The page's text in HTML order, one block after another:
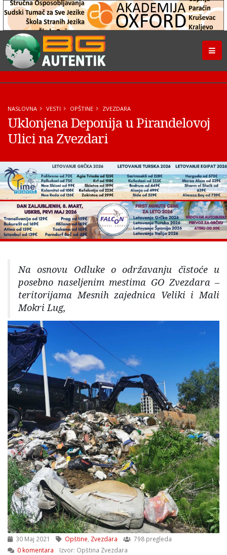
NASLOVNA VESTI OPŠTINE ZVEZDARA
Uklonjena Deponija u Pirandelovoj
Ulici na Zvezdari
Na osnovu Odluke o održavanju čistoće u
posebno naseljenim mestima GO Zvezdara –
teritorijama Mesnih zajednica Veliki i Mali
Mokri Lug,
30 Maj 2021 Opštine, Zvezdara
798 pregleda
0 komentara
Izvor: Opština Zvezdara